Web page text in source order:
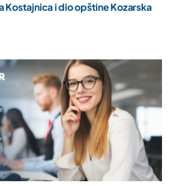
Kostajnica i dio opštine Kozarska